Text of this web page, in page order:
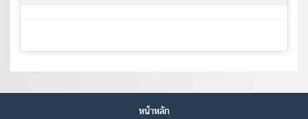
หน้าหลัก